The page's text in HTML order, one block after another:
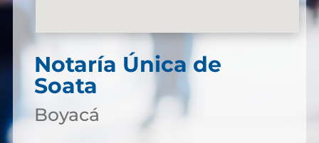
Notaría Única de
Soata
Boyacá